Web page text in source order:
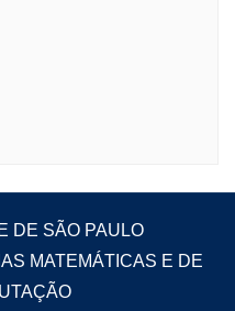
DE SÃO PAULO
MATEMÁTICAS E DE